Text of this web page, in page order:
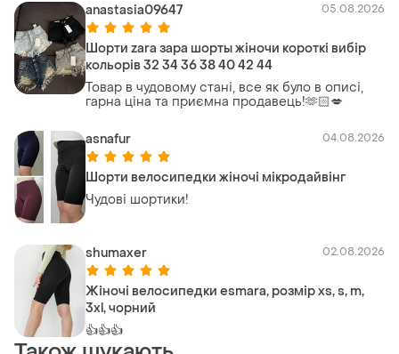
anastasia09647 05.08.2026
Шорти zara зара шорты жіночи короткі вибір
кольорів 32 34 36 38 40 42 44
Товар в чудовому стані, все як було в описі,
гарна ціна та приємна продавець!🫶🏻💋
asnafur 04.08.2026
Шорти велосипедки жіночі мікродайвінг
Чудові шортики!
shumaxer 02.08.2026
Жіночі велосипедки esmara, розмір xs, s, m,
3xl, чорний
👍👍👍